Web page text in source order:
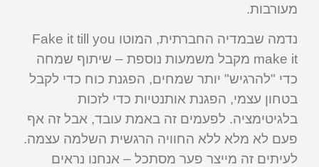
מעורבות.
נדמה שבמדיה החברתית, המוטו Fake it till you
make it מקבל משמעות נוספת – שיתוף שמחה
כדי "להרגיש" יותר שמחים, הפגנת כוח כדי לקבל
בטחון עצמי, הפגנת אותנטיות כדי לזכות
בלגיטימציה. לפעמים זה באמת עובד, אבל זה אף
פעם לא מלא ללא החוויה הרגשית השלמה עצמה.
לעיתים זה מייצר פער מסתכל – אנחנו נראים